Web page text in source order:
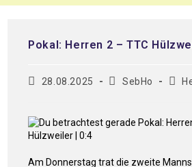
Pokal: Herren 2 – TTC
28.08.2025 SebHo
Am Donnerstag trat die zweite